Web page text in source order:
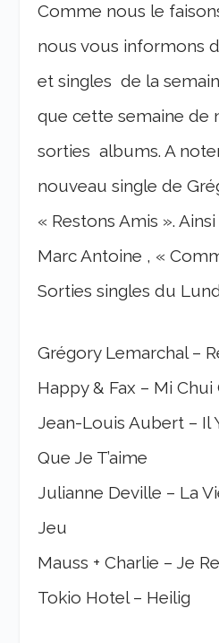
Comme nous le
nous vous informons
et singles de la
que cette semaine de
sorties albums. A
nouveau single de
« Restons Amis ».
Marc Antoine , «
Sorties singles du
Grégory Lemarchal –
Happy & Fax – Mi Chui
Jean-Louis Aubert – Il
Que Je T’aime
Julianne Deville – La
Jeu
Mauss + Charlie – Je
Tokio Hotel – Heilig